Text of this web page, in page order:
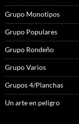
Grupo Monotipos
Grupo Populares
Grupo Rondeño
Grupo Varios
Grupos 4/Planchas
Un arte en peligro